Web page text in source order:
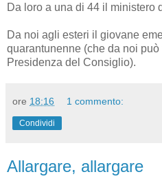
Da loro a una di 44 il ministero
Da noi agli esteri il giovane
quarantunenne (che da noi
Presidenza del Consiglio).
ore 18:16 1 commento:
Condividi
Allargare, allargare